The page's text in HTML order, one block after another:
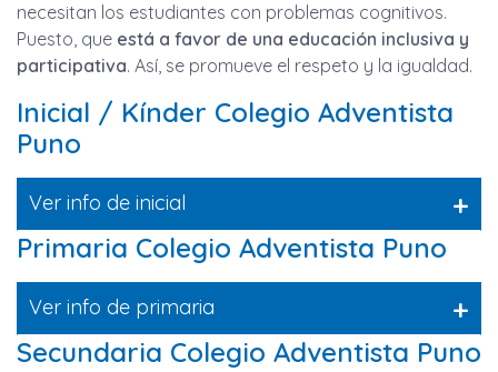
necesitan los estudiantes con problemas cognitivos.
Puesto, que está a favor de una educación inclusiva y
participativa. Así, se promueve el respeto y la igualdad.
Inicial / Kínder Colegio Adventista
Puno
Ver info de inicial +
Primaria Colegio Adventista Puno
Ver info de primaria +
Secundaria Colegio Adventista Puno